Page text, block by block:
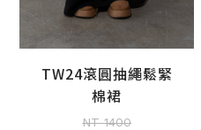
加入購物車
TW24滾圓抽繩鬆緊
棉裙
NT 1400